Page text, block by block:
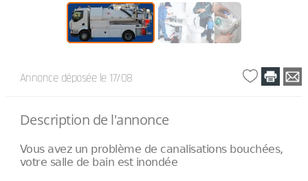
Annonce déposée le 17/08
Description de l'annonce
Vous avez un problème de canalisations bouchées,
votre salle de bain est inondée